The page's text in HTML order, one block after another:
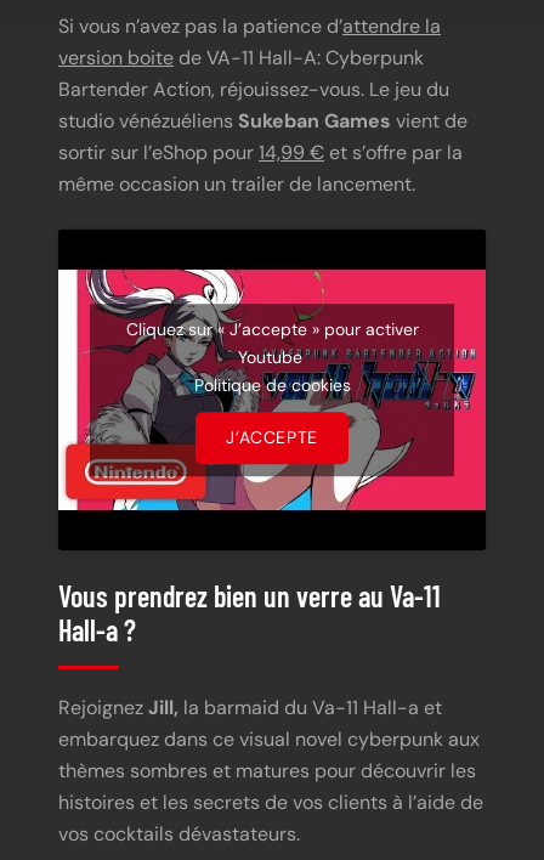
Si vous n’avez pas la patience d’attendre la
version boite de VA-11 Hall-A: Cyberpunk
Bartender Action, réjouissez-vous. Le jeu du
studio vénézuéliens Sukeban Games vient de
sortir sur l’eShop pour14,99 € et s’offre par la
même occasion un trailer de lancement.
Cliquez sur « J’accepte » pour activer
Youtube
Politique de cookies
J’ACCEPTE
Vous prendrez bien un verre au Va-11
Hall-a ?
RejoignezJill, la barmaid du Va-11 Hall-a et
embarquez dans ce visual novel cyberpunk aux
thèmes sombres et matures pour découvrir les
histoires et les secrets de vos clients à l’aide de
vos cocktails dévastateurs.